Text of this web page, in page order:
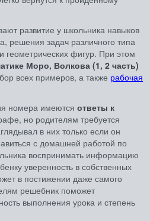
развитие у школьника навыков
решения задач различного типа
геометрических фигур. При этом
Моро, Волкова (1, 2 часть)
всех примеров, а также рабочая
номера имеются ответы к
но родителям требуется
в них только если он
с домашней работой по
воспринимать информацию
уверенность в собственных
в постижении даже самого
решебник поможет
выполнения урока и степень